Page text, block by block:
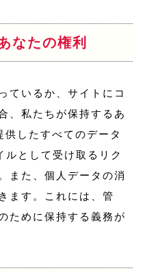
なたの権利
ているか、サイトにコ
、私たちが保持するあ
したすべてのデータ
ルとして受け取るリク
また、個人データの消
ます。これには、管
ために保持する義務が